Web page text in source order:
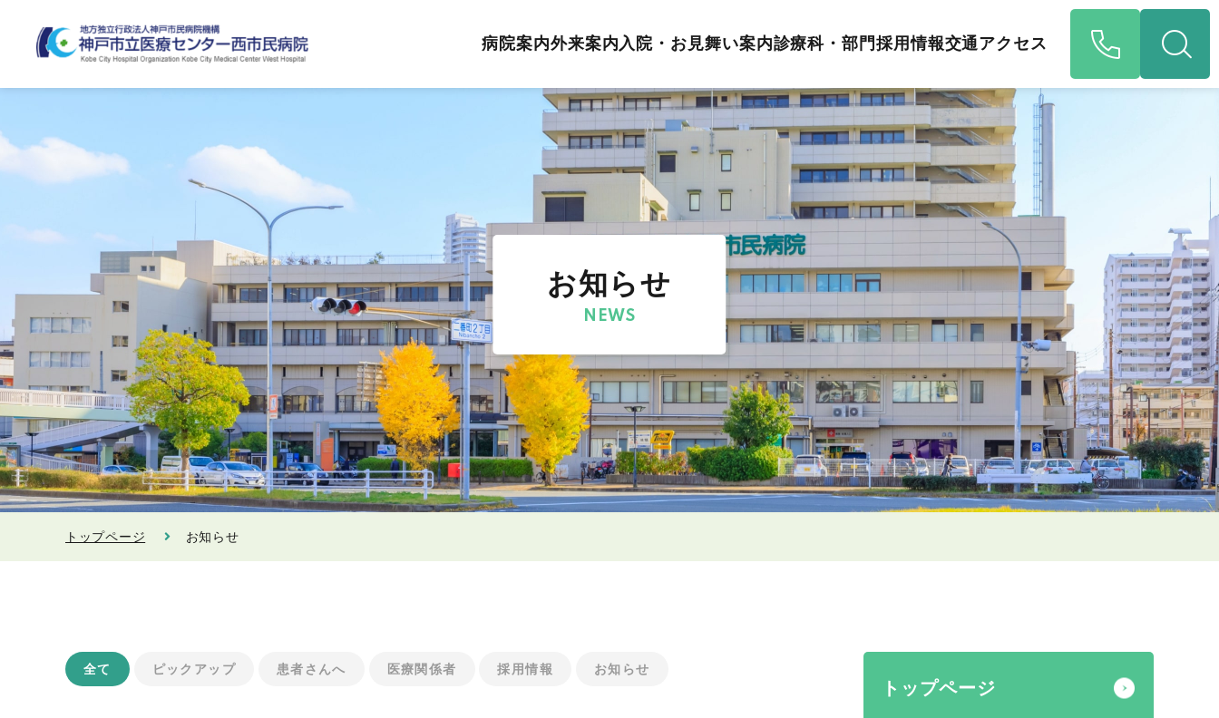
病院案内外来案内入院・お見舞い案内診療科・部門 採用情報交通アクセス
お知らせ
NEWS
トップページ お知らせ
全て ピックアップ 患者さんへ 医療関係者 採用情報 お知らせ
トップページ